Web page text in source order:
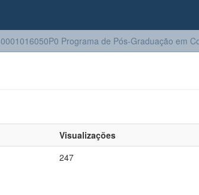
Programa de Pós-Graduação em
Visualizações
247